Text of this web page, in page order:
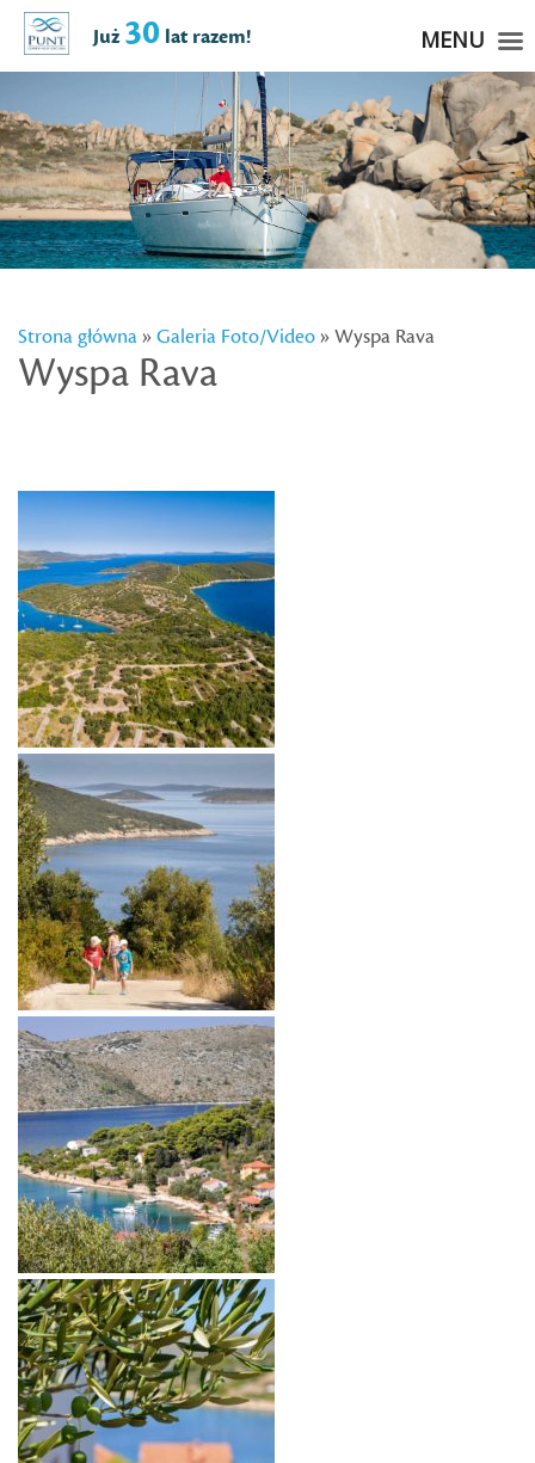
Strona główna»Galeria Foto/Video» Wyspa Rava
Wyspa Rava
Już30 lat razem! MENU